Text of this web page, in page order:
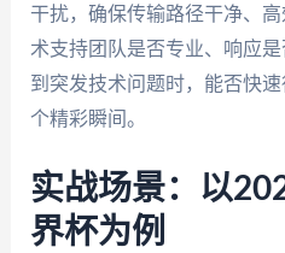
干扰，确保传输路径干净、
术支持团队是否专业、响应
到突发技术问题时，能否快
个精彩瞬间。
实战场景：以
界杯为例